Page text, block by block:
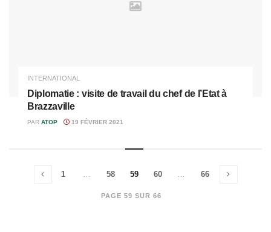
INTERNATIONAL
Diplomatie : visite de travail du chef de l’Etat à
Brazzaville
PAR ATOP 19 FÉVRIER 2021
PAGE 59 SUR 66
1 … 58 59 60 … 66